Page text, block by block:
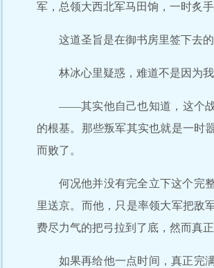
军，总领大西北军马田饷，一时炙手
这道圣旨是在御书房里签下去
林冰心里疑惑，难道不是因为
——其实他自己也知道，这个战
的根基。那些叛军其实也就是一时
而败了。
何况他并没有完全立下这个完
里送京。而他，只是率领大军把敌
费尽力气的把弓拉到了底，然而真
如果再给他一点时间，真正完